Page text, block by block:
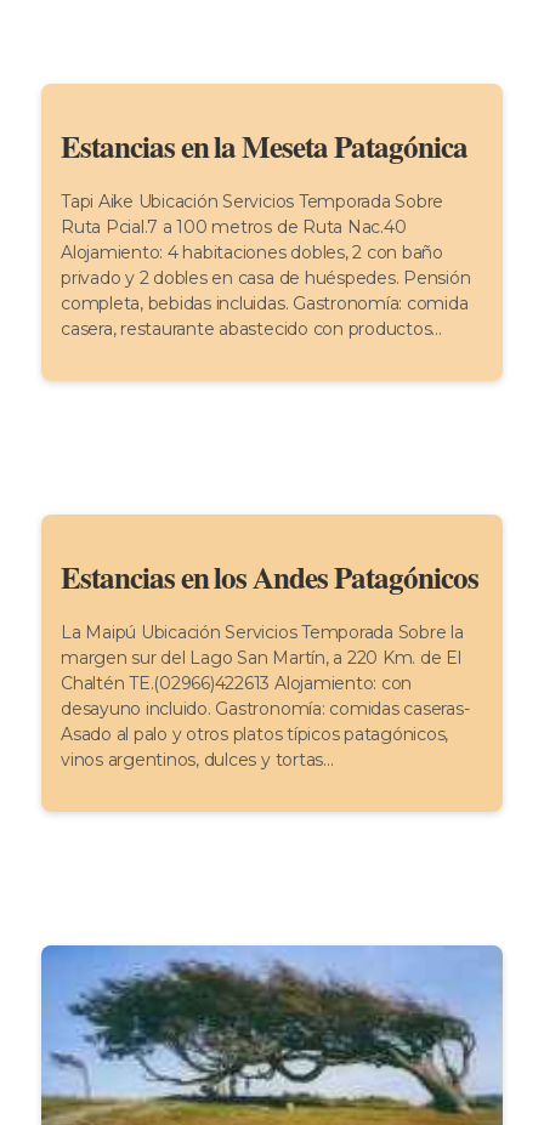
Estancias en la Meseta Patagónica
Tapi Aike Ubicación Servicios Temporada Sobre
Ruta Pcial.7 a 100 metros de Ruta Nac.40
Alojamiento: 4 habitaciones dobles, 2 con baño
privado y 2 dobles en casa de huéspedes. Pensión
completa, bebidas incluidas. Gastronomía: comida
casera, restaurante abastecido con productos...
Estancias en los Andes Patagónicos
La Maipú Ubicación Servicios Temporada Sobre la
margen sur del Lago San Martín, a 220 Km. de El
Chaltén TE.(02966)422613 Alojamiento: con
desayuno incluido. Gastronomía: comidas caseras-
Asado al palo y otros platos típicos patagónicos,
vinos argentinos, dulces y tortas...